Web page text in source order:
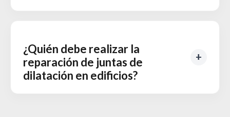
¿Quién debe realizar la
reparación de juntas de
dilatación en edificios?